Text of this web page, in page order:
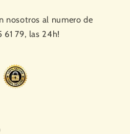
nosotros al numero de
61 79, las 24h!